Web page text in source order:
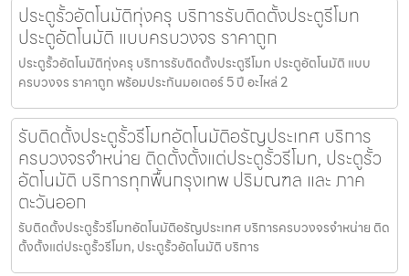
ประตูรั้วอัตโนมัติทุ่งครุ บริการรับติดตั้งประตูรีโมท
ประตูอัตโนมัติ แบบครบวงจร ราคาถูก
ประตูรั้วอัตโนมัติทุ่งครุ บริการรับติดตั้งประตูรีโมท ประตูอัตโนมัติ แบบ
ครบวงจร ราคาถูก พร้อมประกันมอเตอร์ 5 ปี อะไหล่ 2
รับติดตั้งประตูรั้วรีโมทอัตโนมัติอรัญประเทศ บริการ
ครบวงจรจำหน่าย ติดตั้งตั้งแต่ประตูรั้วรีโมท, ประตูรั้ว
อัตโนมัติ บริการทุกพื้นกรุงเทพ ปริมณฑล และ ภาค
ตะวันออก
รับติดตั้งประตูรั้วรีโมทอัตโนมัติอรัญประเทศ บริการครบวงจรจำหน่าย ติด
ตั้งตั้งแต่ประตูรั้วรีโมท, ประตูรั้วอัตโนมัติ บริการ